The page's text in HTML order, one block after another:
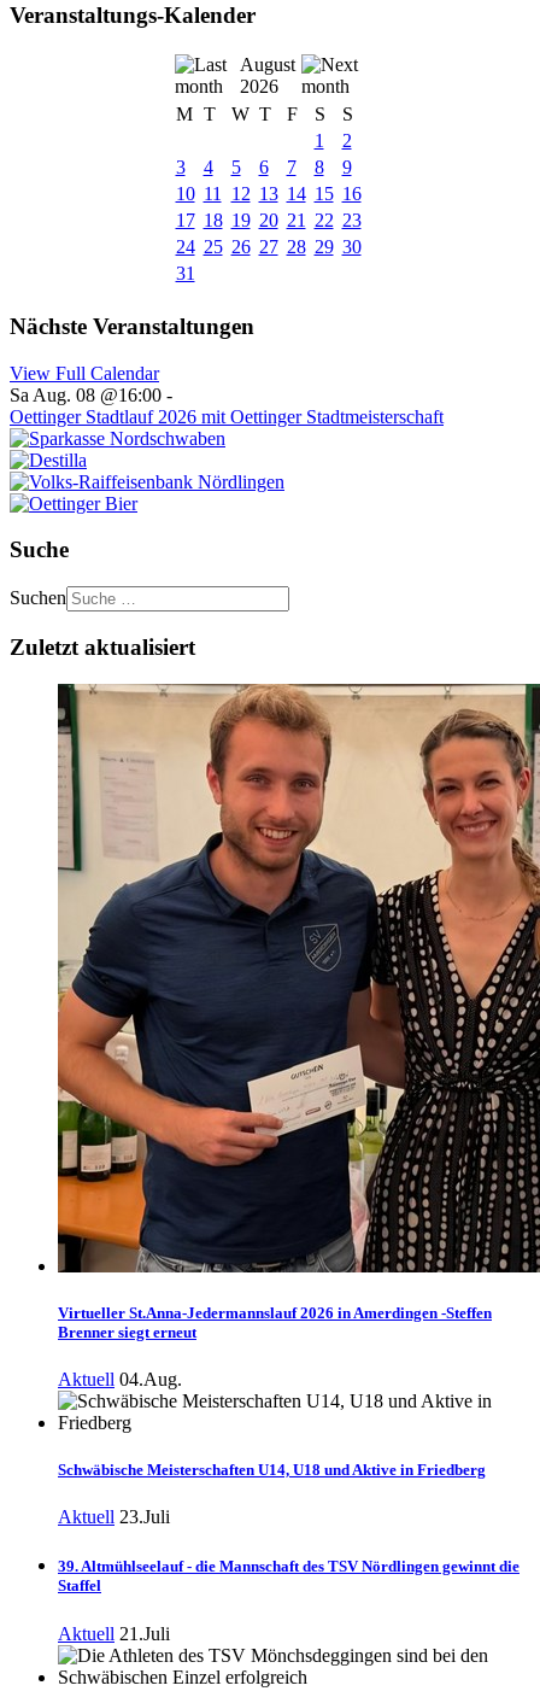
Veranstaltungs-Kalender
August
2026
M T W T F S
S
1
2
3
4 5 6 7 8
9
10 11 12 13 14 15 16
17 18 19 20 21 22 23
24 25 26 27 28 29 30
31
Nächste Veranstaltungen
View Full Calendar
Sa Aug. 08 @16:00 -
Oettinger Stadtlauf 2026 mit Oettinger Stadtmeisterschaft
Suche
Suchen
Zuletzt aktualisiert
Virtueller St.Anna-Jedermannslauf 2026 in Amerdingen -Steffen
Brenner siegt erneut
Aktuell 04.Aug.
Schwäbische Meisterschaften U14, U18 und Aktive in Friedberg
Aktuell 23.Juli
39. Altmühlseelauf - die Mannschaft des TSV Nördlingen gewinnt die
Staffel
Aktuell 21.Juli